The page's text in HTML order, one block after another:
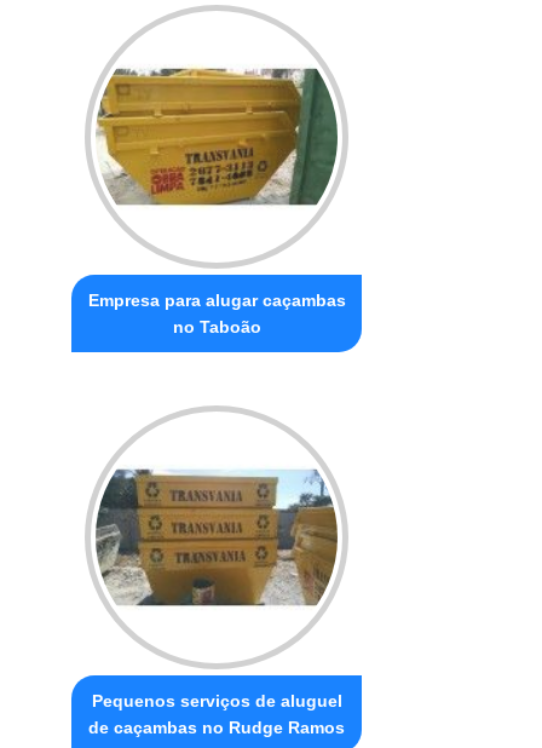
Empresa para alugar caçambas
no Taboão
Pequenos serviços de aluguel
de caçambas no Rudge Ramos